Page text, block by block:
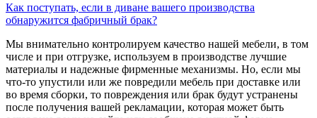
Как поступать, если в диване вашего производства
обнаружится фабричный брак?
Мы внимательно контролируем качество нашей мебели, в том
числе и при отгрузке, используем в производстве лучшие
материалы и надежные фирменные механизмы. Но, если мы
что-то упустили или же повредили мебель при доставке или
во время сборки, то повреждения или брак будут устранены
после получения вашей рекламации, которая может быть